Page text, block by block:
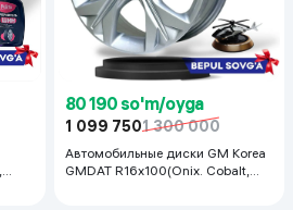
80 190 so'm/oyga
1 099 7501 300 000
Автомобильные диски GM Korea
GMDAT R16x100(Onix. Cobalt,